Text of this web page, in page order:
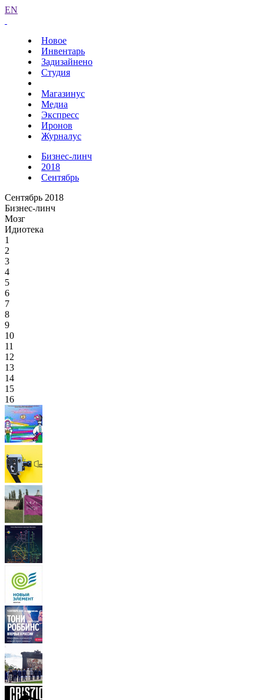
EN
Новое
Инвентарь
Задизайнено
Студия
Магазинус
Медиа
Экспресс
Иронов
Журналус
Бизнес-линч
2018
Сентябрь
Сентябрь 2018
Бизнес-линч
Мозг
Идиотека
1
2
3
4
5
6
7
8
9
10
11
12
13
14
15
16